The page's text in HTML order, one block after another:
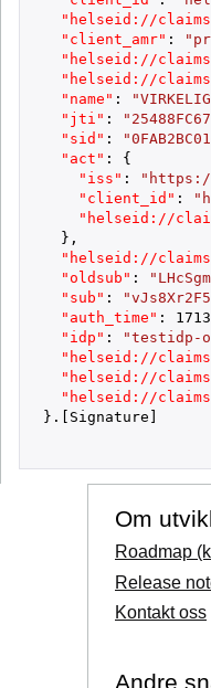
"helseid://
"client_amr" :
"helseid://
"helseid://
"name" :
"jti" :
"sid" :
"act" :
{
"iss" :
"client_id" :
"helseid://
} ,
"helseid://
"oldsub" :
"sub" :
"auth_time" :
"idp" : "testidp-
"helseid://
"helseid://
"helseid://
} . [ Signature ]
Om
Roadmap
Release
Kontakt oss
Andre